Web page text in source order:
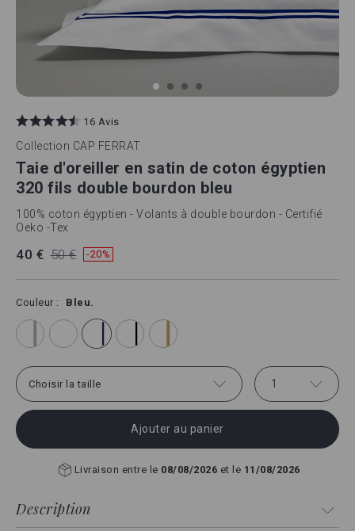
16 Avis
Collection CAP FERRAT
Taie d'oreiller en satin de coton égyptien
320 fils double bourdon bleu
100% coton égyptien - Volants à double bourdon - Certifié
Oeko -Tex
40 € 50 € -20%
Couleur Bleu.
Choisir la taille 1
Ajouter au panier
Livraison entre le 08/08/2026 et le 11/08/2026
Description
to
the
beginning
the
images
gallery